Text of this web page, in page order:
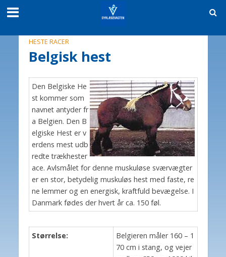
HESTE RACER
Belgisk hest
Den Belgiske He
st kommer som
navnet antyder fr
a Belgien. Den B
elgiske Hest er v
erdens mest udb
redte trækhester
ace. Avlsmålet for denne muskuløse sværvægter
er en stor, betydelig muskuløs hest med faste, re
ne lemmer og en energisk, kraftfuld bevægelse. I
Danmark fødes der hvert år ca. 150 føl.
Størrelse:
Belgieren måler 160 – 1
70 cm i stang, og vejer